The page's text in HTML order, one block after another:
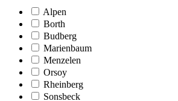
Alpen
Borth
Budberg
Marienbaum
Menzelen
Orsoy
Rheinberg
Sonsbeck